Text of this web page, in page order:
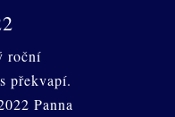
roční
překvapí.
Panna